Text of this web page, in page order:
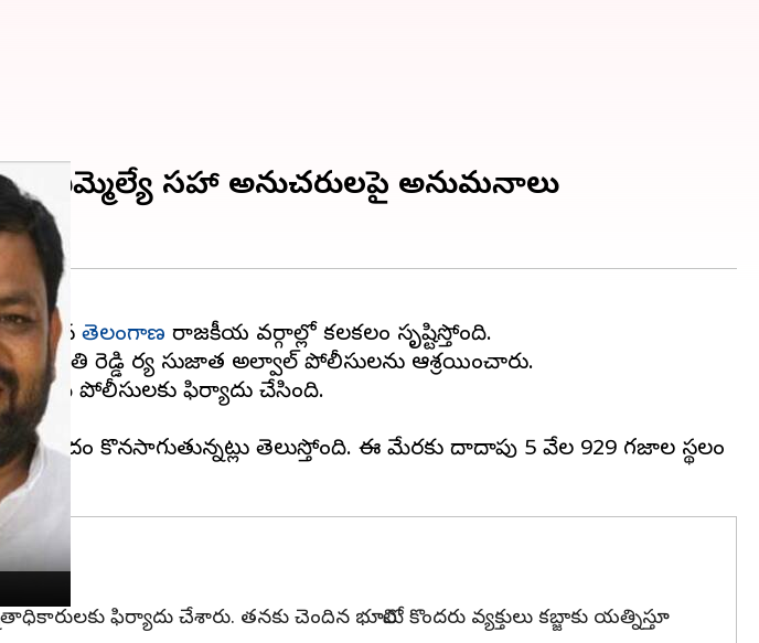
ఎమ్మెల్యే సహా అనుచరులపై అనుమనాలు
సంఘటన తెలంగాణ రాజకీయ వర్గాల్లో కలకలం సృష్టిస్తోంది.
రెడ్డి భార్య సుజాత అల్వాల్ పోలీసులను ఆశ్రయించారు.
ఆమె పోలీసులకు ఫిర్యాదు చేసింది.
కొనసాగుతున్నట్లు తెలుస్తోంది. ఈ మేరకు దాదాపు 5 వేల 929 గజాల స్థలం
ఫిర్యాదు చేశారు. తనకు చెందిన భూమిలో కొందరు వ్యక్తులు కబ్జాకు యత్నిస్తూ